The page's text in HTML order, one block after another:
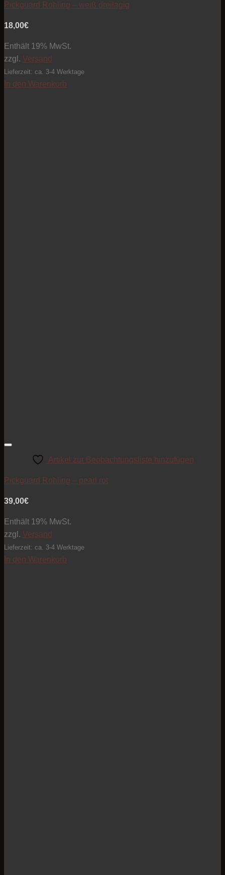
Pickguard Rohling – weiß dreilagig
18,00€
Enthält 19% MwSt.
zzgl. Versand
Lieferzeit: ca. 3-4 Werktage
In den Warenkorb
Artikel zur Beobachtungsliste hinzufügen
Pickguard Rohling – pearl rot
39,00€
Enthält 19% MwSt.
zzgl. Versand
Lieferzeit: ca. 3-4 Werktage
In den Warenkorb